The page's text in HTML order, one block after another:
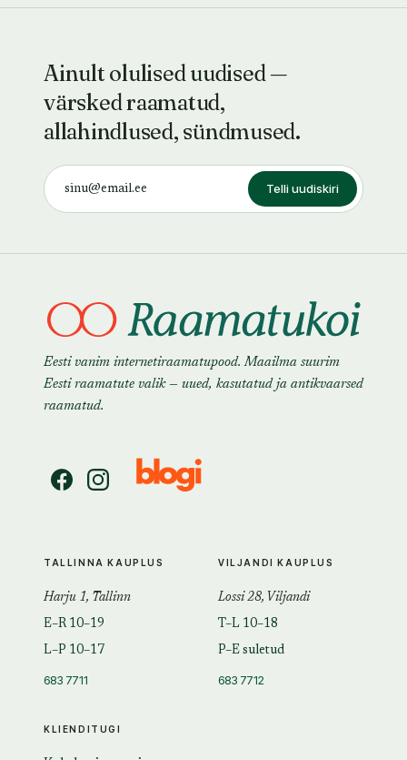
Ainult olulised uudised —
värsked raamatud,
allahindlused, sündmused.
Telli uudiskiri
Eesti vanim internetiraamatupood. Maailma suurim
Eesti raamatute valik — uued, kasutatud ja antikvaarsed
raamatud.
KLIENDITUGI
TALLINNA KAUPLUS
Harju 1, Tallinn
E–R 10–19
L–P 10–17
683 7711
VILJANDI KAUPLUS
Lossi 28, Viljandi
T–L 10–18
P–E suletud
683 7712